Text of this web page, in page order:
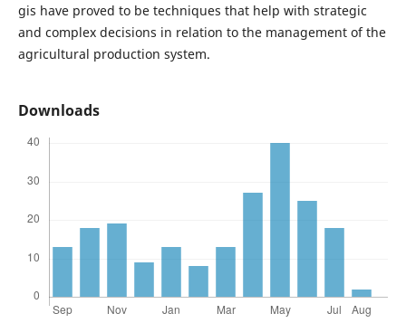
gis have proved to be techniques that help with strategic
and complex decisions in relation to the management of the
agricultural production system.
Downloads